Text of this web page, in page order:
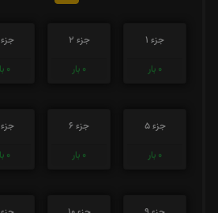
جزء 1
0 بار
جزء 2
0 بار
جزء 3
0
جزء 5
0 بار
جزء 6
0 بار
جزء
0